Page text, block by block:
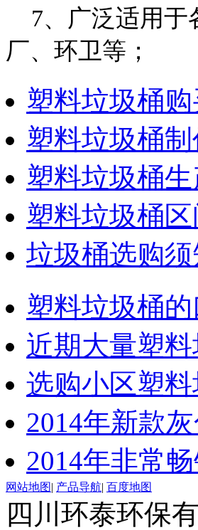
7、广泛适用于
厂、环卫等；
塑料垃圾桶
塑料垃圾桶
塑料垃圾桶
塑料垃圾桶
垃圾桶选购
塑料垃圾桶
近期大量塑
选购小区塑
2014年新款
2014年非常
网站地图| 产品导航| 百度地图
四川环泰环保